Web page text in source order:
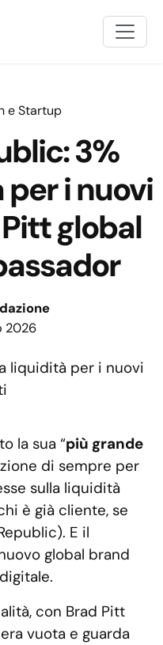
e Startup
3%
i nuovi
global
2026
la sua “più grande
di sempre per
sulla liquidità
è già cliente, se
E il
global brand
con Brad Pitt
vuota e guarda